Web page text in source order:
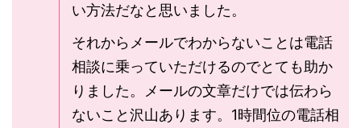
い方法だなと思いました。
それからメールでわからないことは電話
相談に乗っていただけるのでとても助か
りました。メールの文章だけでは伝わら
ないこと沢山あります。1時間位の電話相